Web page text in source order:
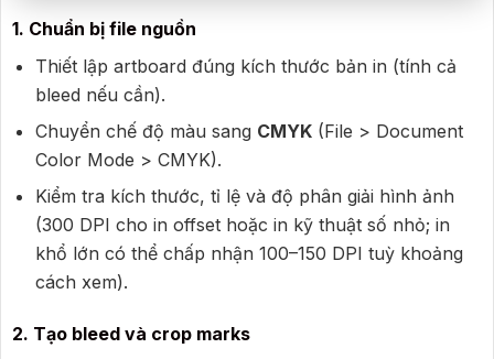
1. Chuẩn bị file nguồn
Thiết lập artboard đúng kích thước bản in (tính cả
bleed nếu cần).
Chuyển chế độ màu sang CMYK(File > Document
Color Mode > CMYK).
Kiểm tra kích thước, tỉ lệ và độ phân giải hình ảnh
(300 DPI cho in offset hoặc in kỹ thuật số nhỏ; in
khổ lớn có thể chấp nhận 100–150 DPI tuỳ khoảng
cách xem).
2. Tạo bleed và crop marks